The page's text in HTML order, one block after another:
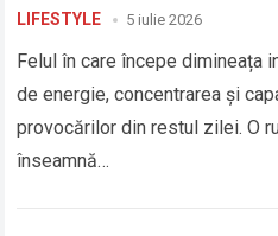
LIFESTYLE 5 iulie 2026
Felul în care începe dimineața
de energie, concentrarea și
provocărilor din restul zilei. O
înseamnă…